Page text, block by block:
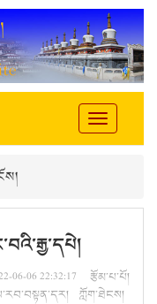
Toggle
navigation
06 22:32:17 རྩོམ་པ་པོ།
ཀློག་ཐེངས།